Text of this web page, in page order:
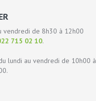
vendredi de 8h30 à 12h00
715 02 10.
lundi au vendredi de 10h00 à